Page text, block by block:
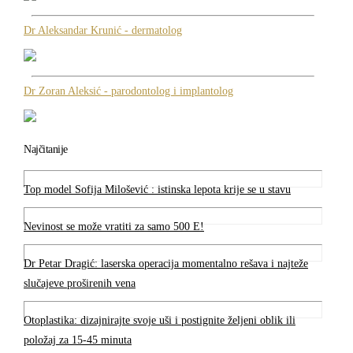
Dr Aleksandar Krunić - dermatolog
Dr Zoran Aleksić - parodontolog i implantolog
Najčitanije
Top model Sofija Milošević : istinska lepota krije se u stavu
Nevinost se može vratiti za samo 500 E!
Dr Petar Dragić: laserska operacija momentalno rešava i najteže
slučajeve proširenih vena
Otoplastika: dizajnirajte svoje uši i postignite željeni oblik ili
položaj za 15-45 minuta